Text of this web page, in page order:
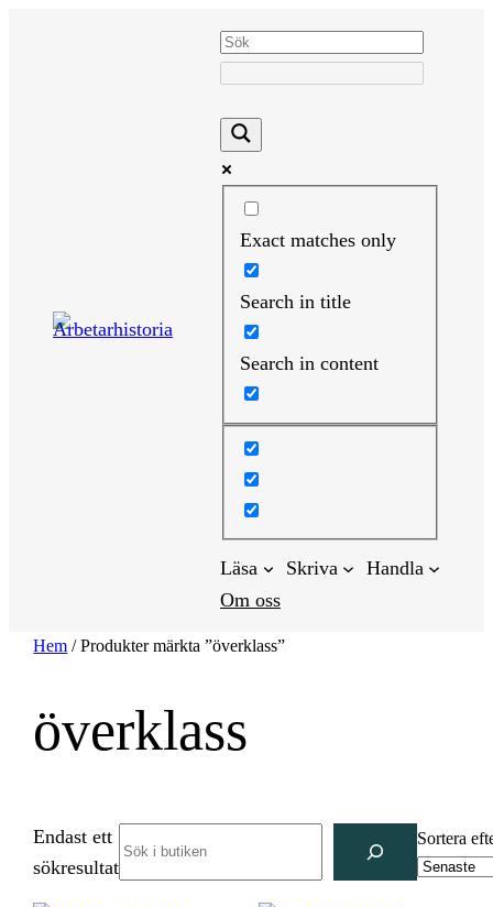
Exact matches only
Search in title
Search in content
Läsa Skriva
Handla
Om oss
Hem / Produkter märkta ”överklass”
överklass
Endast ett
sökresultat
Sortera